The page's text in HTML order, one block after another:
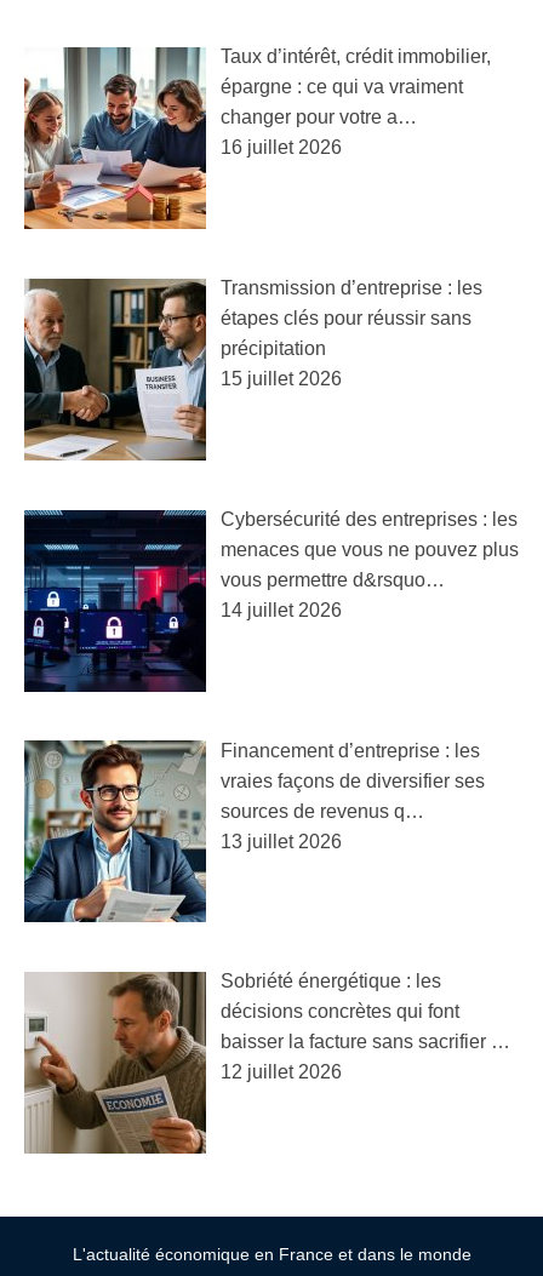
Taux d’intérêt, crédit immobilier,
épargne : ce qui va vraiment
changer pour votre a…
16 juillet 2026
Transmission d’entreprise : les
étapes clés pour réussir sans
précipitation
15 juillet 2026
Cybersécurité des entreprises : les
menaces que vous ne pouvez plus
vous permettre d&rsquo…
14 juillet 2026
Financement d’entreprise : les
vraies façons de diversifier ses
sources de revenus q…
13 juillet 2026
Sobriété énergétique : les
décisions concrètes qui font
baisser la facture sans sacrifier …
12 juillet 2026
L'actualité économique en France et dans le monde